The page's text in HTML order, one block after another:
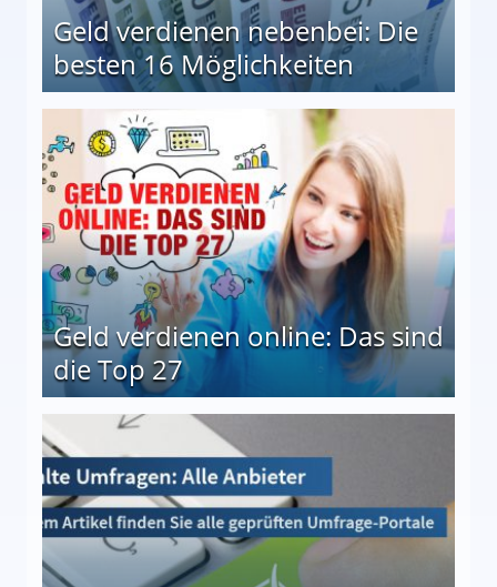
Geld verdienen nebenbei: Die
besten 16 Möglichkeiten
Geld verdienen online: Das sind
die Top 27